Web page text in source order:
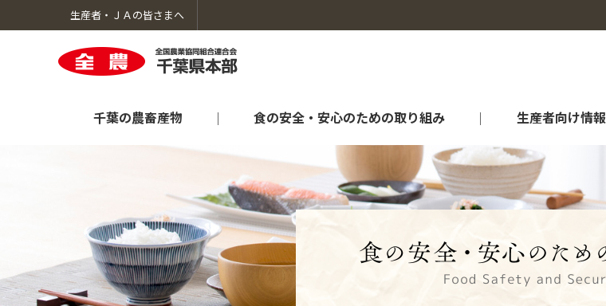
生産者・ＪＡの皆さまへ
千葉の農畜産物 食の安全・安心のための取り組み 生産者向け情報
ランキング等（統計資料）
オンラインショップ「ＪＡタウン」
食の安全・安心のための取り組みのトップへ 品目から探す
営農情報
肥料農薬情報
暮らしのサービスのトップへ
ＪＡ全農ちばについてのトップへ 各部門のご紹介
採用情報